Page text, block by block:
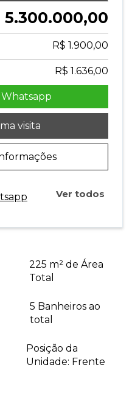
5.300.000,00
R$ 1.900,00
R$ 1.636,00
visita
Ver todos
225 m² de Área
Total
5 Banheiros ao
total
Posição da
Unidade: Frente